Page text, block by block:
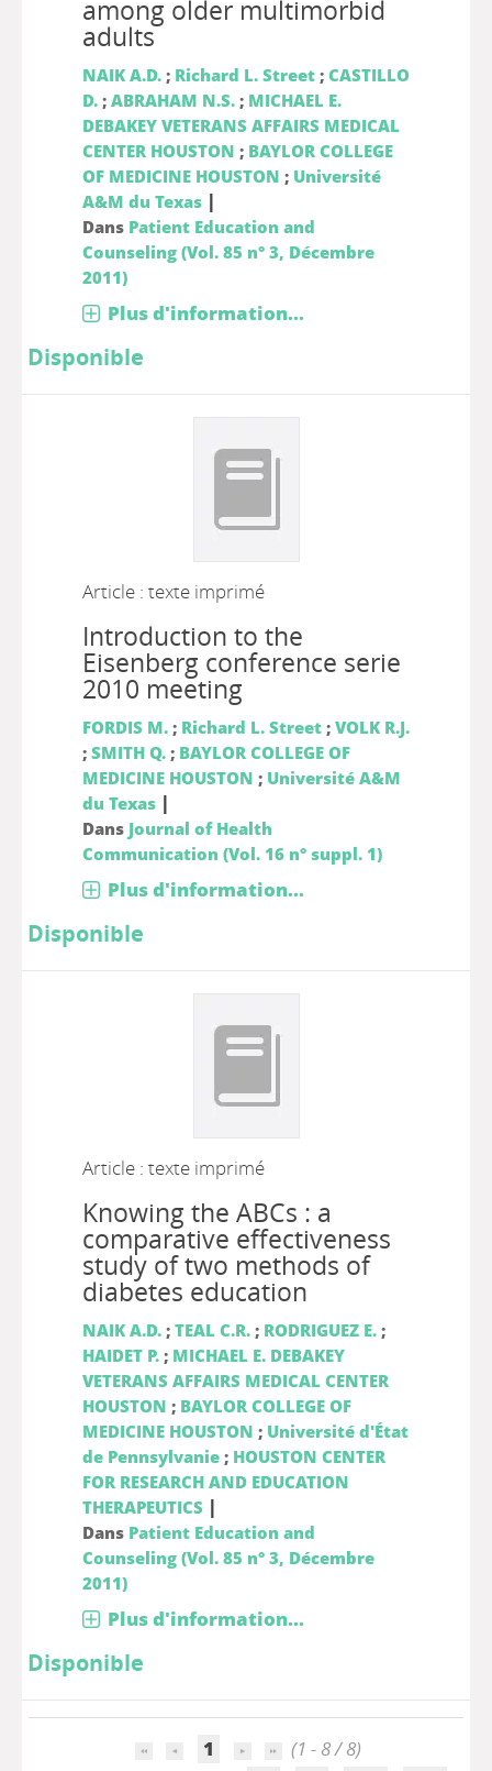
among older multimorbid
adults
NAIK A.D.; Richard L. Street; CASTILLO
D.; ABRAHAM N.S.; MICHAEL E.
DEBAKEY VETERANS AFFAIRS MEDICAL
CENTER HOUSTON ; BAYLOR COLLEGE
OF MEDICINE HOUSTON ; Université
A&M du Texas |
Dans Patient Education and
Counseling (Vol. 85 n° 3, Décembre
2011)
Plus d'information...
Disponible
Article : texte imprimé
Introduction to the
Eisenberg conference serie
2010 meeting
FORDIS M.; Richard L. Street; VOLK R.J.
; SMITH Q.; BAYLOR COLLEGE OF
MEDICINE HOUSTON ; Université A&M
du Texas |
Dans Journal of Health
Communication (Vol. 16 n° suppl. 1)
Plus d'information...
Disponible
Article : texte imprimé
Knowing the ABCs : a
comparative effectiveness
study of two methods of
diabetes education
NAIK A.D.; TEAL C.R.; RODRIGUEZ E.;
HAIDET P.; MICHAEL E. DEBAKEY
VETERANS AFFAIRS MEDICAL CENTER
HOUSTON ; BAYLOR COLLEGE OF
MEDICINE HOUSTON ; Université d'État
de Pennsylvanie; HOUSTON CENTER
FOR RESEARCH AND EDUCATION
THERAPEUTICS |
Dans Patient Education and
Counseling (Vol. 85 n° 3, Décembre
2011)
Plus d'information...
Disponible
1
(1 - 8 / 8)